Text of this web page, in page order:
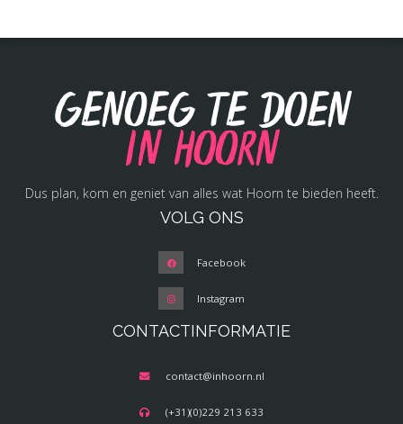
Genoeg te doen
in Hoorn
Dus plan, kom en geniet van alles wat Hoorn te bieden heeft.
VOLG ONS
Facebook
Instagram
CONTACTINFORMATIE
contact@inhoorn.nl
(+31)(0)229 213 633